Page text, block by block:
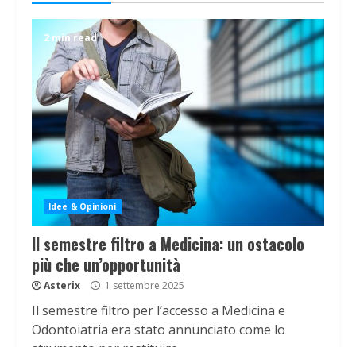
2 min read
Idee & Opinioni
Il semestre filtro a Medicina: un ostacolo
più che un’opportunità
Asterix 1 settembre 2025
Il semestre filtro per l’accesso a Medicina e
Odontoiatria era stato annunciato come lo